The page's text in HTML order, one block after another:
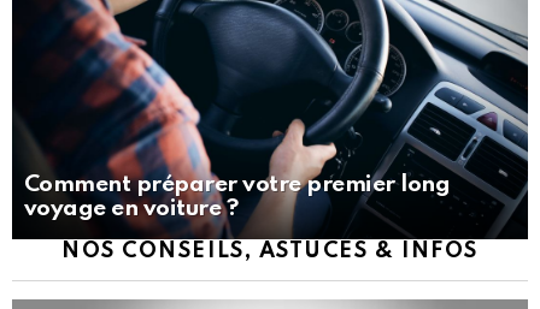
Comment préparer votre premier long
voyage en voiture ?
NOS CONSEILS, ASTUCES & INFOS